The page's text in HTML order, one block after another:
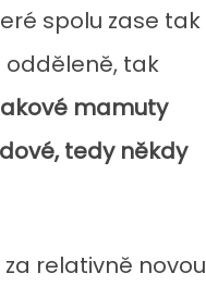
spolu zase tak
odděleně, tak
mamuty
, tedy někdy
relativně novou